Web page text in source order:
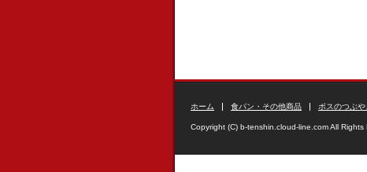
ホーム 食パン・その他商品 ボスのつぶや
Copyright (C) b-tenshin.cloud-line.com All Rights